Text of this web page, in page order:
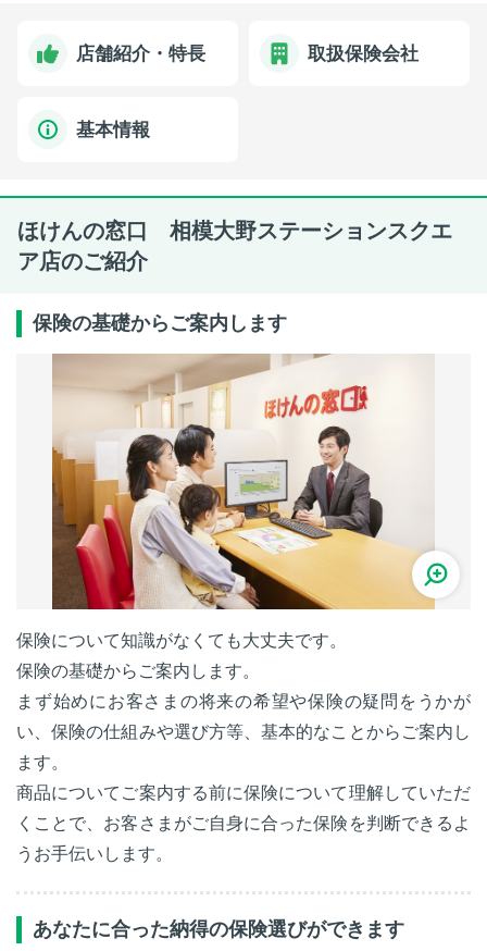
店舗紹介・特長 取扱保険会社
基本情報
ほけんの窓口 相模大野ステーションスクエ
ア店のご紹介
保険の基礎からご案内します
保険について知識がなくても大丈夫です。
保険の基礎からご案内します。
まず始めにお客さまの将来の希望や保険の疑問をうかが
い、保険の仕組みや選び方等、基本的なことからご案内し
ます。
商品についてご案内する前に保険について理解していただ
くことで、お客さまがご自身に合った保険を判断できるよ
うお手伝いします。
あなたに合った納得の保険選びができます